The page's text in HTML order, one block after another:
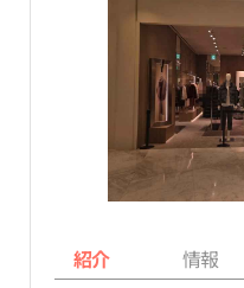
紹介 情報